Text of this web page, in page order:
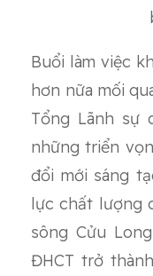
Buổi làm việc
hơn nữa mối
Tổng Lãnh sự
những triển
đổi mới sáng
lực chất lượng
sông Cửu
ĐHCT trở